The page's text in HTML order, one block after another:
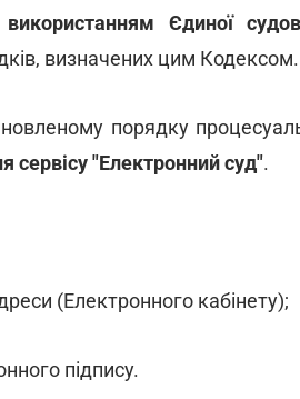
Єдиної
визначених цим Кодексом.
порядку
сервісу "Електронний суд".
(Електронного кабінету);
підпису.